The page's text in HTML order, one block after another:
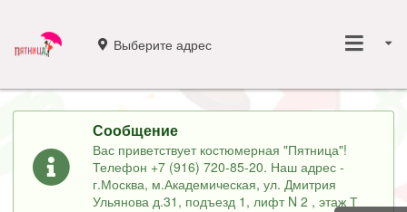
Выберите адрес
Сообщение
Вас приветствует костюмерная "Пятница"!
Телефон +7 (916) 720-85-20. Наш адрес -
г.Москва, м.Академическая, ул. Дмитрия
Ульянова д.31, подъезд 1, лифт N 2 , этаж Т